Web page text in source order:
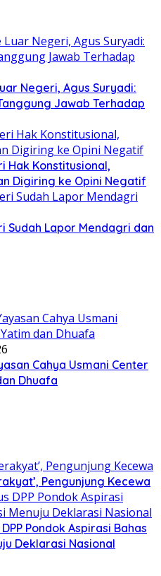
Negeri, Agus Suryadi:
Jawab Terhadap
Hak Konstitusional,
Digiring ke Opini Negatif
Sudah Lapor Mendagri dan
Cahya Usmani Center
Dhuafa
Pengunjung Kecewa
Pondok Aspirasi Bahas
Deklarasi Nasional